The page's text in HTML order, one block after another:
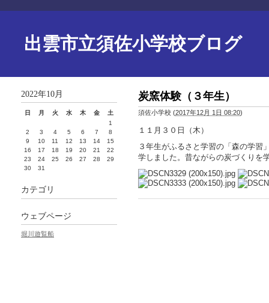
出雲市立須佐小学校ブログ
炭窯体験（３年生）
須佐小学校 (2017年12月 1日 08:20)
１１月３０日（木）
３年生がふるさと学習の「森の学習
学しました。昔ながらの炭づくりを
2022年10月
日 月 火 水 木 金
土
1
2
3 4 5 6 7
8
9
10 11 12 13 14
15
16
17 18 19 20 21
22
23
24 25 26 27 28
29
30
31
カテゴリ
ウェブページ
堀川遊覧船